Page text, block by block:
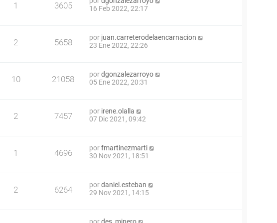
1 3605
16 Feb 2022, 22:17
2 5658 por juan.carreterodelaencarnacion
23 Ene 2022, 22:26
10 21058 pordgonzalezarroyo
05 Ene 2022, 20:31
2 7457 por irene.olalla
07 Dic 2021, 09:42
1 4696 porfmartinezmarti
30 Nov 2021, 18:51
2 6264 pordaniel.esteban
29 Nov 2021, 14:15